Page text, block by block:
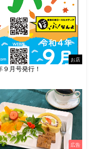
お店
月号発行！
広告